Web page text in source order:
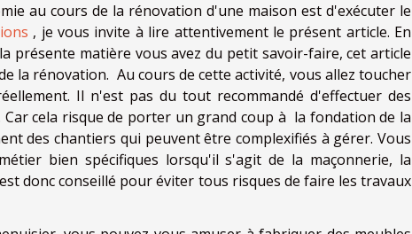
au cours de la rénovation d'une maison est d'exécuter le
, je vous invite à lire attentivement le présent article. En
présente matière vous avez du petit savoir-faire, cet article
la rénovation. Au cours de cette activité, vous allez toucher
Il n'est pas du tout recommandé d'effectuer des
Car cela risque de porter un grand coup à la fondation de la
des chantiers qui peuvent être complexifiés à gérer. Vous
bien spécifiques lorsqu'il s'agit de la maçonnerie, la
donc conseillé pour éviter tous risques de faire les travaux